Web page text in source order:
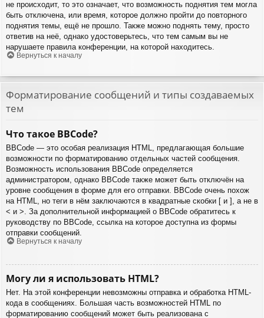
не происходит, то это означает, что возможность поднятия тем могла
быть отключена, или время, которое должно пройти до повторного
поднятия темы, ещё не прошло. Также можно поднять тему, просто
ответив на неё, однако удостоверьтесь, что тем самым вы не
нарушаете правила конференции, на которой находитесь.
Вернуться к началу
Форматирование сообщений и типы создаваемых
тем
Что такое BBCode?
BBCode — это особая реализация HTML, предлагающая большие
возможности по форматированию отдельных частей сообщения.
Возможность использования BBCode определяется
администратором, однако BBCode также может быть отключён на
уровне сообщения в форме для его отправки. BBCode очень похож
на HTML, но теги в нём заключаются в квадратные скобки [ и ], а не в
< и >. За дополнительной информацией о BBCode обратитесь к
руководству по BBCode, ссылка на которое доступна из формы
отправки сообщений.
Вернуться к началу
Могу ли я использовать HTML?
Нет. На этой конференции невозможны отправка и обработка HTML-
кода в сообщениях. Большая часть возможностей HTML по
форматированию сообщений может быть реализована с